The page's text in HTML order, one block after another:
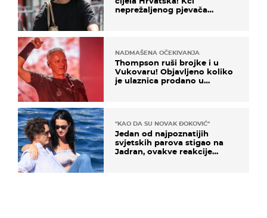
neprežaljenog pjevača
NADMAŠENA OČEKIVANJA
Thompson ruši brojke i u
Vukovaru! Objavljeno koliko
je ulaznica prodano u
"KAO DA SU NOVAK ĐOKOVIĆ"
Jedan od najpoznatijih
svjetskih parova stigao na
Jadran, ovakve reakcije